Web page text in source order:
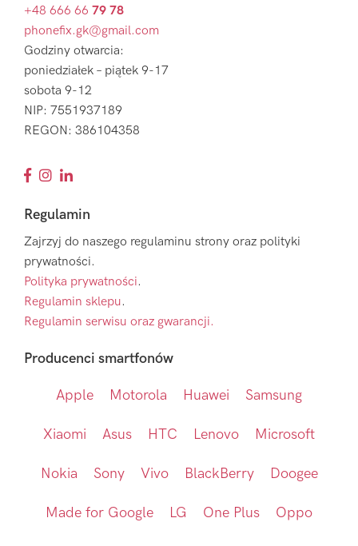
+48 666 66 79 78
phonefix.gk@gmail.com
Godziny otwarcia:
poniedziałek – piątek 9-17
sobota 9-12
NIP: 7551937189
REGON: 386104358
Regulamin
Zajrzyj do naszego regulaminu strony oraz polityki
prywatności.
Polityka prywatności.
Regulamin sklepu.
Regulamin serwisu oraz gwarancji.
Producenci smartfonów
Apple Motorola Huawei Samsung
Xiaomi Asus HTC Lenovo Microsoft
Nokia Sony Vivo BlackBerry Doogee
Made for Google LG One Plus Oppo